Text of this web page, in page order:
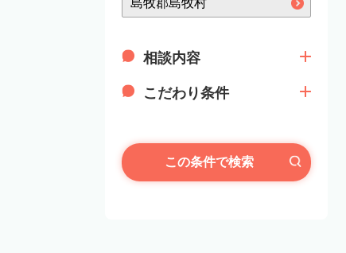
相談内容
こだわり条件
この条件で検索